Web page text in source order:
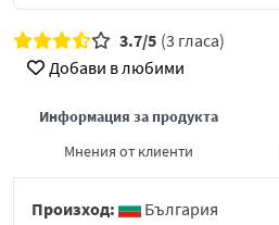
3.7/5 (3 гласа)
Добави в любими
Информация за продукта
Мнения от клиенти
Произход:
България